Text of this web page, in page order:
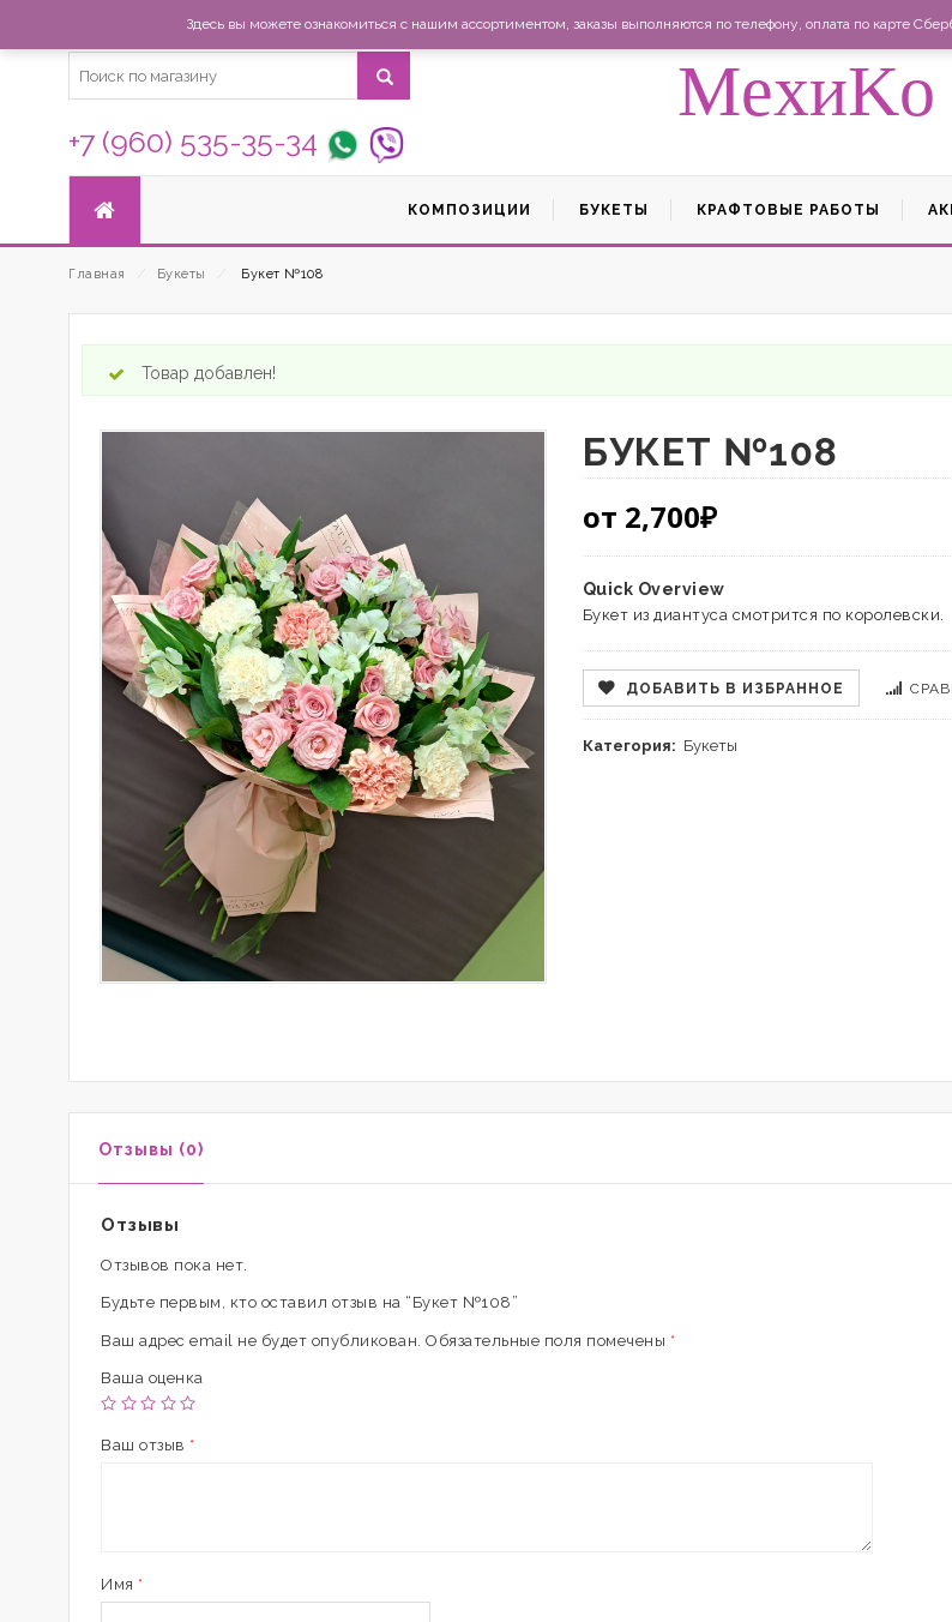
+7 (960) 535-35-34
MexиKo
КОМПОЗИЦИИ БУКЕТЫ КРАФТОВЫЕ РАБОТЫ
Главная Букеты Букет №108
Товар добавлен!
БУКЕТ №108
от 2,700₽
Quick Overview
Букет из диантуса смотрится по королевски.
ДОБАВИТЬ В ИЗБРАННОЕ
Категория: Букеты
Отзывы (0)
Отзывы
Отзывов пока нет.
Будьте первым, кто оставил отзыв на “Букет №108”
Ваш адрес email не будет опубликован. Обязательные поля помечены *
Ваша оценка
Ваш отзыв *
Имя *
Здесь вы можете ознакомиться с нашим ассортиментом, заказы выполняются по телефону, оплата по карте